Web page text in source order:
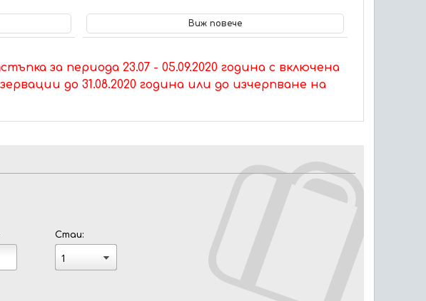
Виж повече
за периода 23.07 - 05.09.2020 година с включена
до 31.08.2020 година или до изчерпване на
Стаи: